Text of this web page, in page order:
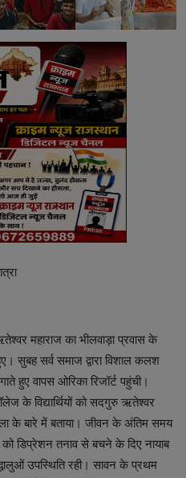
महाराज का भीलवाड़ा प्रवास के
सुबह सर्व समाज द्वारा विशाल कलश
हुए वापस ओरिका रिजॉर्ट पहुंची।
के विद्यार्थियों को सदगुरु ऋतेश्वर
के बारे में बताया। जीवन के अंतिम समय
डिप्रेशन तनाव से बचने के दिए नायाब
उपस्थिति रही। सावन के प्रथम